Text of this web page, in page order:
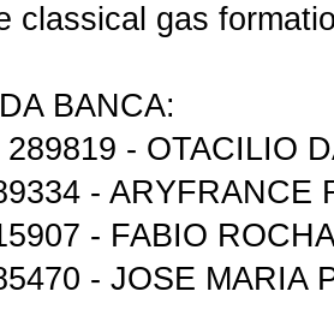
classical gas
BANCA:
- OTACILIO
- ARYFRANCE
- FABIO
- JOSE MARIA